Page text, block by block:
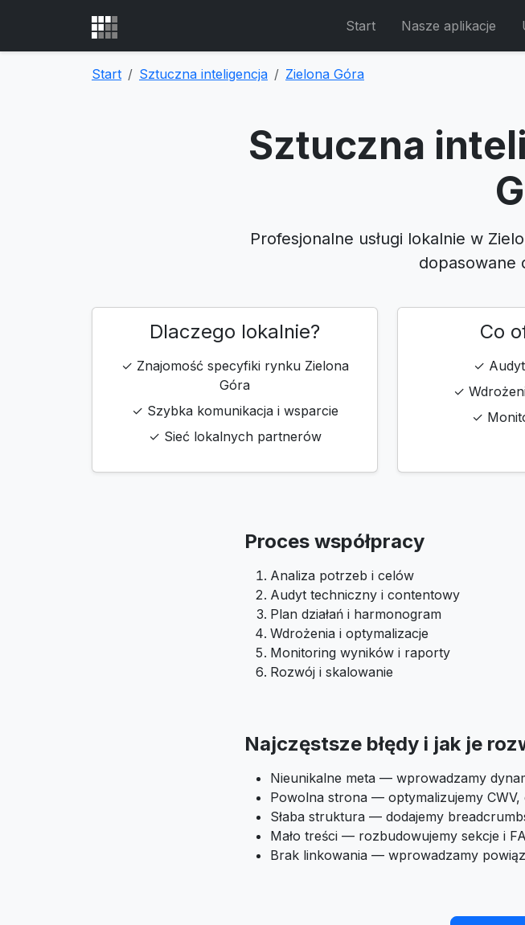
Start Nasze aplikacje
Start Sztuczna inteligencja Zielona Góra
Sztuczna
Profesjonalne usługi lokalnie w
dopasowane
Dlaczego lokalnie?
✓ Znajomość specyfiki rynku Zielona
Góra
✓ Szybka komunikacja i wsparcie
✓ Sieć lokalnych partnerów
Co
✓ Audyt
✓
✓
Proces współpracy
Analiza potrzeb i celów
Audyt techniczny i contentowy
Plan działań i harmonogram
Wdrożenia i optymalizacje
Monitoring wyników i raporty
Rozwój i skalowanie
Najczęstsze błędy i jak je
Nieunikalne meta — wprowadzamy
Powolna strona — optymalizujemy CWV,
Słaba struktura — dodajemy
Mało treści — rozbudowujemy sekcje i
Brak linkowania — wprowadzamy